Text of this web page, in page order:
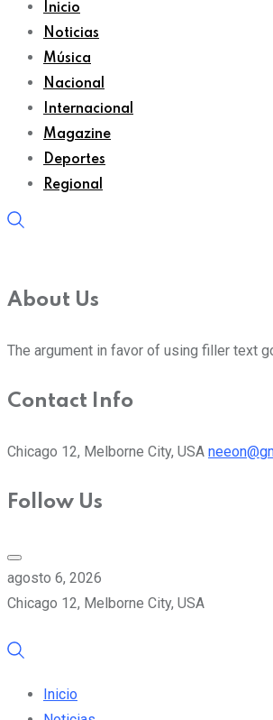
Inicio
Noticias
Música
Nacional
Internacional
Magazine
Deportes
Regional
About Us
The argument in favor of using filler text
Contact Info
Chicago 12, Melborne City, USA
Follow Us
agosto 6, 2026
Chicago 12, Melborne City, USA
Inicio